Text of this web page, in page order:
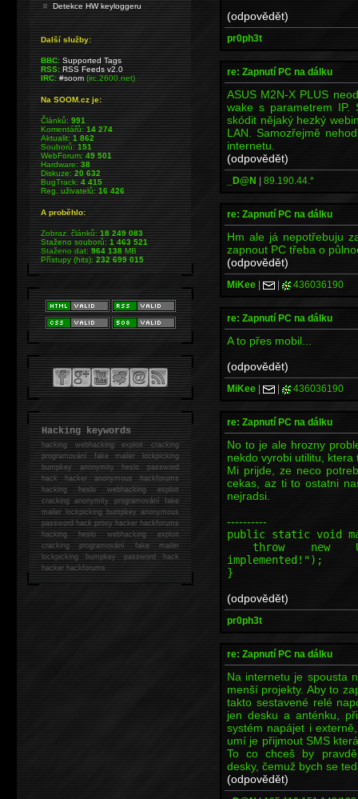
(odpovědět)
pr0ph3t
re: Zapnutí PC na dálku
ASUS M2N-X PLUS
wake s parametrem IP.
skódit nějaký hezký
LAN. Samozřejmě
internetu.
(odpovědět)
_D@N | 89.190.44.*
re: Zapnutí PC na dálku
Hm ale já nepotřebuju
zapnout PC třeba o
(odpovědět)
MiKee | | 436036190
re: Zapnutí PC na dálku
A to přes mobil...
(odpovědět)
MiKee | | 436036190
re: Zapnutí PC na dálku
No to je ale hrozny
nekdo vyrobi utilitu, ktera
Mi prijde, ze neco
cekas, az ti to ostatni
nejradsi.
----------
public static void
throw new
implemented!");
}
(odpovědět)
pr0ph3t
re: Zapnutí PC na dálku
Na internetu je spousta
menší projekty. Aby to
takto sestavené relé
jen desku a anténku,
systém napájet i
umí je přijmout SMS
To co chceš by
desky, čemuž bych se
(odpovědět)
Detekce HW keyloggeru
Další služby:
BBC: Supported Tags
RSS: RSS Feeds v2.0
IRC: #soom(irc.2600.net)
Na SOOM.cz je:
Článků:991
Komentářů:14 274
Aktualit:1 862
Souborů:151
WebForum:49 501
Hardware:38
Diskuze:20 632
BugTrack:4 415
Reg. uživatelů:16 426
A proběhlo:
Zobraz. článků:18 249 083
Staženo souborů:1 463 521
Staženo dat:964 138MB
Přístupy (hits):232 699 015
Hacking keywords
hackingwebhacking exploit cracking
programování fake mailer lockpicking
bumpkey anonymity heslo password
hackhacker anonymous hackforums
hackingheslo webhacking exploit
cracking anonymity programování fake
mailer lockpicking bumpkey anonymous
password hack proxy hacker hackforums
hacking heslo webhacking exploit
cracking programování fake mailer
lockpicking bumpkey password hack
hackerhackforums